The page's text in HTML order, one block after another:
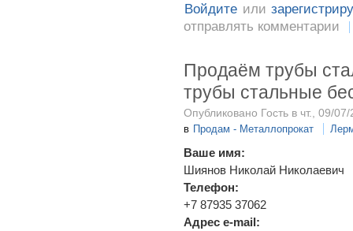
Войдите или
отправлять комментарии
Продаём трубы
трубы стальные
Опубликовано Гость в чт., 09/
в Продам - Металлопрокат
Ваше имя:
Шиянов Николай Николаевич
Телефон:
+7 87935 37062
Адрес e-mail: